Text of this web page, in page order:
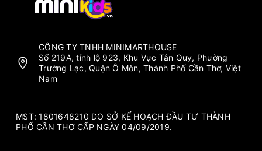
CÔNG TY TNHH MINIMARTHOUSE
Số 219A, tỉnh lộ 923, Khu Vực Tân Quy, Phường
Trường Lạc, Quận Ô Môn, Thành Phố Cần Thơ, Việt
Nam
MST: 1801648210 DO SỞ KẾ HOẠCH ĐẦU TƯ THÀNH
PHỐ CẦN THƠ CẤP NGÀY 04/09/2019.